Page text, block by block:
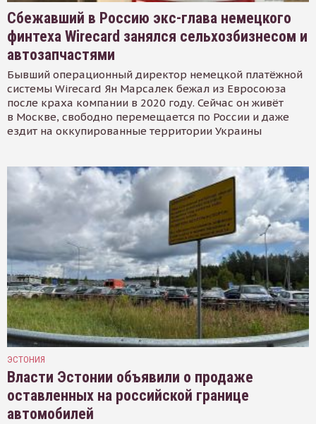
Сбежавший в Россию экс-глава немецкого
финтеха Wirecard занялся сельхозбизнесом и
автозапчастями
Бывший операционный директор немецкой платёжной
системы Wirecard Ян Марсалек бежал из Евросоюза
после краха компании в 2020 году. Сейчас он живёт
в Москве, свободно перемещается по России и даже
ездит на оккупированные территории Украины
ЭСТОНИЯ
Власти Эстонии объявили о продаже
оставленных на российской границе
автомобилей